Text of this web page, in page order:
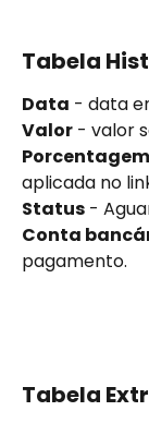
Tabela
Data - data
Valor - valor
aplicada no
Status -
Conta
pagamento.
Tabela